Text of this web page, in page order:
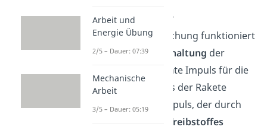
DieHerleitung
der
Raketengrundgleichung funktioniert
über dieImpulserhaltung der
Rakete. Der gesamte Impuls für die
Rakete besteht aus der Rakete
selbst und dem Impuls, der durch
Ausstoß des Treibstoffes
Arbeit und
Energie Übung
2/5 – Dauer: 07:39
Mechanische
Arbeit
3/5 – Dauer: 05:19